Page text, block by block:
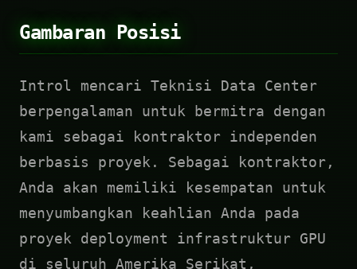
Gambaran Posisi
Introl mencari Teknisi Data Center
berpengalaman untuk bermitra dengan
kami sebagai kontraktor independen
berbasis proyek. Sebagai kontraktor,
Anda akan memiliki kesempatan untuk
menyumbangkan keahlian Anda pada
proyek deployment infrastruktur GPU
di seluruh Amerika Serikat,